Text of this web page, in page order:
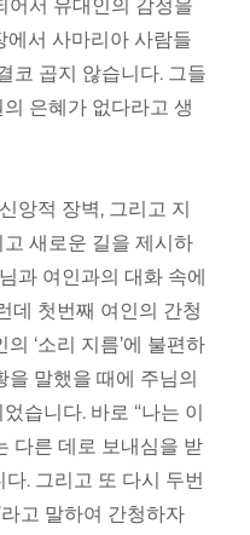
어서 유대인의 감정을
에서 사마리아 사람들
코 곱지 않습니다. 그들
은혜가 없다라고 생
앙적 장벽, 그리고 지
새로운 길을 제시하
과 여인과의 대화 속에
데 첫번째 여인의 간청
‘소리 지름’에 불편하
말했을 때에 주님의
습니다. 바로 “나는 이
다른 데로 보내심을 받
. 그리고 또 다시 두번
고 말하여 간청하자